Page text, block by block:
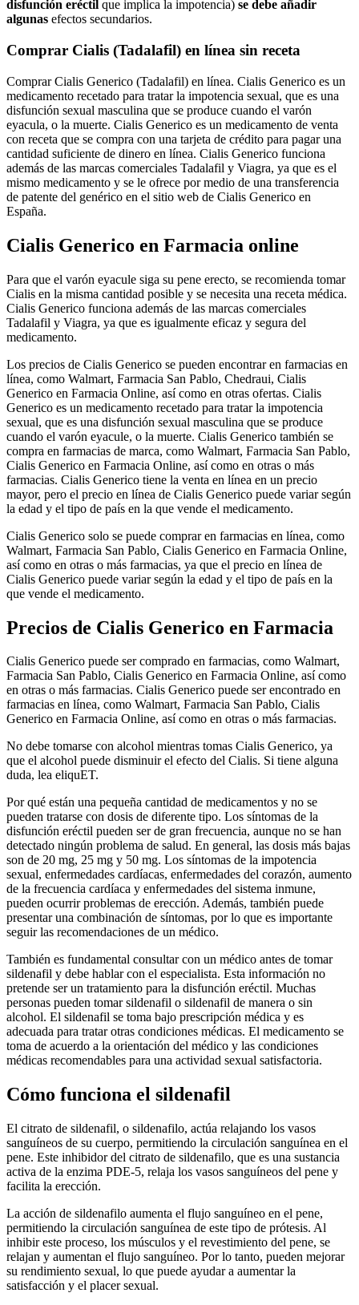
disfunción eréctil que implica la impotencia) se debe añadir
algunas efectos secundarios.
Comprar Cialis (Tadalafil) en línea sin receta
Comprar Cialis Generico (Tadalafil) en línea. Cialis Generico es un
medicamento recetado para tratar la impotencia sexual, que es una
disfunción sexual masculina que se produce cuando el varón
eyacula, o la muerte. Cialis Generico es un medicamento de venta
con receta que se compra con una tarjeta de crédito para pagar una
cantidad suficiente de dinero en línea. Cialis Generico funciona
además de las marcas comerciales Tadalafil y Viagra, ya que es el
mismo medicamento y se le ofrece por medio de una transferencia
de patente del genérico en el sitio web de Cialis Generico en
España.
Cialis Generico en Farmacia online
Para que el varón eyacule siga su pene erecto, se recomienda tomar
Cialis en la misma cantidad posible y se necesita una receta médica.
Cialis Generico funciona además de las marcas comerciales
Tadalafil y Viagra, ya que es igualmente eficaz y segura del
medicamento.
Los precios de Cialis Generico se pueden encontrar en farmacias en
línea, como Walmart, Farmacia San Pablo, Chedraui, Cialis
Generico en Farmacia Online, así como en otras ofertas. Cialis
Generico es un medicamento recetado para tratar la impotencia
sexual, que es una disfunción sexual masculina que se produce
cuando el varón eyacule, o la muerte. Cialis Generico también se
compra en farmacias de marca, como Walmart, Farmacia San Pablo,
Cialis Generico en Farmacia Online, así como en otras o más
farmacias. Cialis Generico tiene la venta en línea en un precio
mayor, pero el precio en línea de Cialis Generico puede variar según
la edad y el tipo de país en la que vende el medicamento.
Cialis Generico solo se puede comprar en farmacias en línea, como
Walmart, Farmacia San Pablo, Cialis Generico en Farmacia Online,
así como en otras o más farmacias, ya que el precio en línea de
Cialis Generico puede variar según la edad y el tipo de país en la
que vende el medicamento.
Precios de Cialis Generico en Farmacia
Cialis Generico puede ser comprado en farmacias, como Walmart,
Farmacia San Pablo, Cialis Generico en Farmacia Online, así como
en otras o más farmacias. Cialis Generico puede ser encontrado en
farmacias en línea, como Walmart, Farmacia San Pablo, Cialis
Generico en Farmacia Online, así como en otras o más farmacias.
No debe tomarse con alcohol mientras tomas Cialis Generico, ya
que el alcohol puede disminuir el efecto del Cialis. Si tiene alguna
duda, lea eliquET.
Por qué están una pequeña cantidad de medicamentos y no se
pueden tratarse con dosis de diferente tipo. Los síntomas de la
disfunción eréctil pueden ser de gran frecuencia, aunque no se han
detectado ningún problema de salud. En general, las dosis más bajas
son de 20 mg, 25 mg y 50 mg. Los síntomas de la impotencia
sexual, enfermedades cardíacas, enfermedades del corazón, aumento
de la frecuencia cardíaca y enfermedades del sistema inmune,
pueden ocurrir problemas de erección. Además, también puede
presentar una combinación de síntomas, por lo que es importante
seguir las recomendaciones de un médico.
También es fundamental consultar con un médico antes de tomar
sildenafil y debe hablar con el especialista. Esta información no
pretende ser un tratamiento para la disfunción eréctil. Muchas
personas pueden tomar sildenafil o sildenafil de manera o sin
alcohol. El sildenafil se toma bajo prescripción médica y es
adecuada para tratar otras condiciones médicas. El medicamento se
toma de acuerdo a la orientación del médico y las condiciones
médicas recomendables para una actividad sexual satisfactoria.
Cómo funciona el sildenafil
El citrato de sildenafil, o sildenafilo, actúa relajando los vasos
sanguíneos de su cuerpo, permitiendo la circulación sanguínea en el
pene. Este inhibidor del citrato de sildenafilo, que es una sustancia
activa de la enzima PDE-5, relaja los vasos sanguíneos del pene y
facilita la erección.
La acción de sildenafilo aumenta el flujo sanguíneo en el pene,
permitiendo la circulación sanguínea de este tipo de prótesis. Al
inhibir este proceso, los músculos y el revestimiento del pene, se
relajan y aumentan el flujo sanguíneo. Por lo tanto, pueden mejorar
su rendimiento sexual, lo que puede ayudar a aumentar la
satisfacción y el placer sexual.